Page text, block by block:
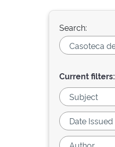
Search:
Current filters: